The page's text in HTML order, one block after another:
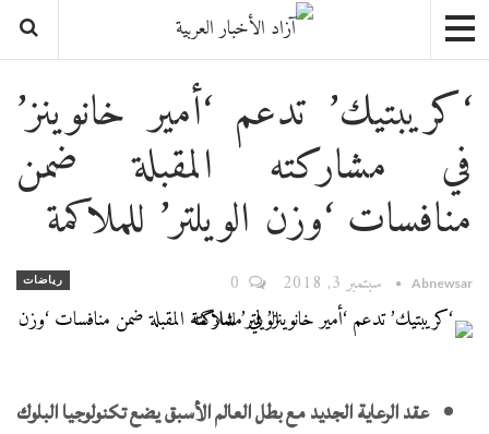
‘كريبتيك’ تدعم ‘أمير خانوينز’
في مشاركته المقبلة ضمن
منافسات ‘وزن الويلتر’ للملاكمة
رياضات Abnewsar سبتمبر 3, 2018
عقد الرعاية الجديد مع بطل العالم الأسبق يضع تكنولوجيا البلوك